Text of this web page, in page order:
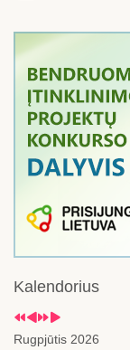
Kalendorius
Rugpjūtis 2026